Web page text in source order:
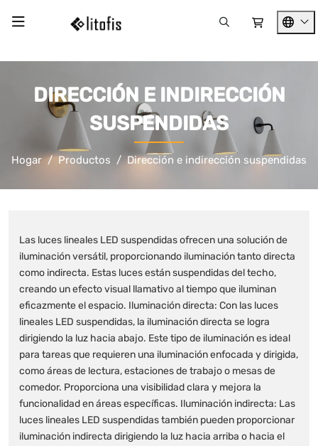
DIRECCIÓN E INDIRECCIÓN
SUSPENDIDAS
Hogar Productos Dirección e indirección suspendidas
Las luces lineales LED suspendidas ofrecen una solución de
iluminación versátil, proporcionando iluminación tanto directa
como indirecta. Estas luces están suspendidas del techo,
creando un efecto visual llamativo al tiempo que iluminan
eficazmente el espacio. Iluminación directa: Con las luces
lineales LED suspendidas, la iluminación directa se logra
dirigiendo la luz hacia abajo. Este tipo de iluminación es ideal
para tareas que requieren una iluminación enfocada y dirigida,
como áreas de lectura, estaciones de trabajo o mesas de
comedor. Proporciona una visibilidad clara y mejora la
funcionalidad en áreas específicas. Iluminación indirecta: Las
luces lineales LED suspendidas también pueden proporcionar
iluminación indirecta dirigiendo la luz hacia arriba o hacia el